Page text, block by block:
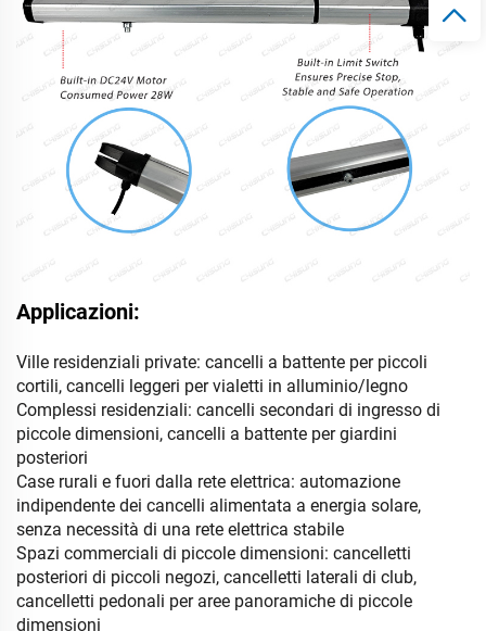
Applicazioni:
Ville residenziali private: cancelli a battente per piccoli
cortili, cancelli leggeri per vialetti in alluminio/legno
Complessi residenziali: cancelli secondari di ingresso di
piccole dimensioni, cancelli a battente per giardini
posteriori
Case rurali e fuori dalla rete elettrica: automazione
indipendente dei cancelli alimentata a energia solare,
senza necessità di una rete elettrica stabile
Spazi commerciali di piccole dimensioni: cancelletti
posteriori di piccoli negozi, cancelletti laterali di club,
cancelletti pedonali per aree panoramiche di piccole
dimensioni